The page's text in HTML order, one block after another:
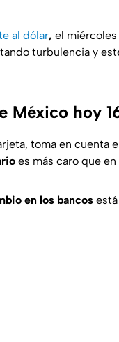
al dólar, el miércoles
turbulencia y
México hoy
toma en cuenta
es más caro que
en los bancos